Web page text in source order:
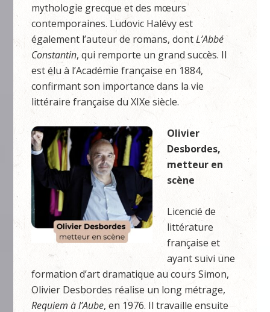
mythologie grecque et des mœurs
contemporaines. Ludovic Halévy est
également l’auteur de romans, dontL’Abbé
Constantin, qui remporte un grand succès. Il
est élu à l’Académie française en 1884,
confirmant son importance dans la vie
littéraire française du XIXe siècle.
Olivier
Desbordes,
metteur en
scène
Licencié de
littérature
française et
ayant suivi une
formation d’art dramatique au cours Simon,
Olivier Desbordes réalise un long métrage,
Requiem à l’Aube, en 1976. Il travaille ensuite